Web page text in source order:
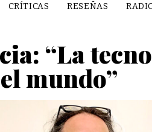
CRÍTICAS RESEÑAS
“La
mundo”